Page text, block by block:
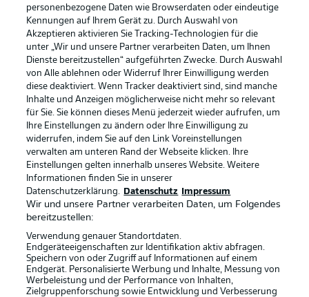
Rechtliche Hinweise Voreinstellungen verwalten
Datenschutz Nutzungsbedingungen
Broadcaster Kontakt
Jobs Impressum
Partner Spieler
Liveticker
personenbezogene Daten wie Browserdaten oder eindeutige
Kennungen auf Ihrem Gerät zu. Durch Auswahl von
Akzeptieren aktivieren Sie Tracking-Technologien für die
unter „Wir und unsere Partner verarbeiten Daten, um Ihnen
Dienste bereitzustellen“ aufgeführten Zwecke. Durch Auswahl
von Alle ablehnen oder Widerruf Ihrer Einwilligung werden
diese deaktiviert. Wenn Tracker deaktiviert sind, sind manche
Inhalte und Anzeigen möglicherweise nicht mehr so relevant
für Sie. Sie können dieses Menü jederzeit wieder aufrufen, um
Ihre Einstellungen zu ändern oder Ihre Einwilligung zu
widerrufen, indem Sie auf den Link Voreinstellungen
verwalten am unteren Rand der Webseite klicken. Ihre
Einstellungen gelten innerhalb unseres Website. Weitere
Informationen finden Sie in unserer
Datenschutzerklärung.
Datenschutz Impressum
Wir und unsere Partner verarbeiten Daten, um Folgendes
bereitzustellen:
Verwendung genauer Standortdaten.
Endgeräteeigenschaften zur Identifikation aktiv abfragen.
Speichern von oder Zugriff auf Informationen auf einem
Endgerät. Personalisierte Werbung und Inhalte, Messung von
Werbeleistung und der Performance von Inhalten,
Zielgruppenforschung sowie Entwicklung und Verbesserung